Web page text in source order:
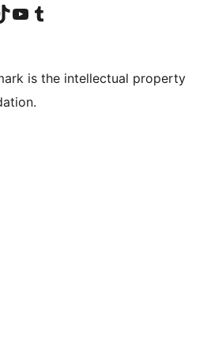
accountaccount
our TikTok account
Visit our YouTube channel
Visit our Tumblr account
is the intellectual property